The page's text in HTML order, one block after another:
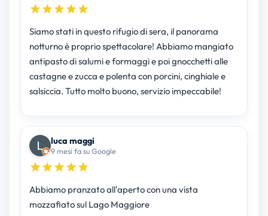
Siamo stati in questo rifugio di sera, il panorama
notturno è proprio spettacolare! Abbiamo mangiato
antipasto di salumi e formaggi e poi gnocchetti alle
castagne e zucca e polenta con porcini, cinghiale e
salsiccia. Tutto molto buono, servizio impeccabile!
luca maggi
9 mesi fa su Google
Abbiamo pranzato all'aperto con una vista
mozzafiato sul Lago Maggiore